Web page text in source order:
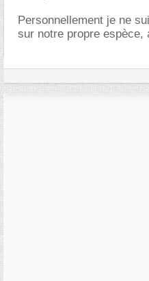
Personnellement je ne
sur notre propre espèce,